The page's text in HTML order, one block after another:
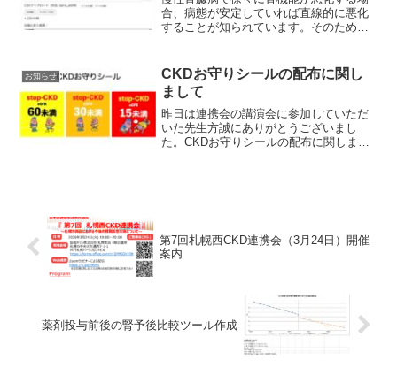
合、病態が安定していれば直線的に悪化
することが知られています。そのため、
定腎機能から腎予後を予測可能なツール
を公開しました。
お知らせ
CKDお守りシールの配布に関し
まして
昨日は連携会の講演会に参加していただ
いた先生方誠にありがとうございまし
た。CKDお守りシールの配布に関しまし
第7回札幌西CKD連携会（3月24日）開催
案内
薬剤投与前後の腎予後比較ツール作成